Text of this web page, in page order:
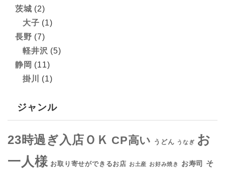
茨城 (2)
大子 (1)
長野 (7)
軽井沢 (5)
静岡 (11)
掛川
(1)
ジャンル
23時過ぎ入店ＯＫ CP高い うどん うなぎ お
一人様 お取り寄せができるお店 お土産 お好み焼き お寿司 そ